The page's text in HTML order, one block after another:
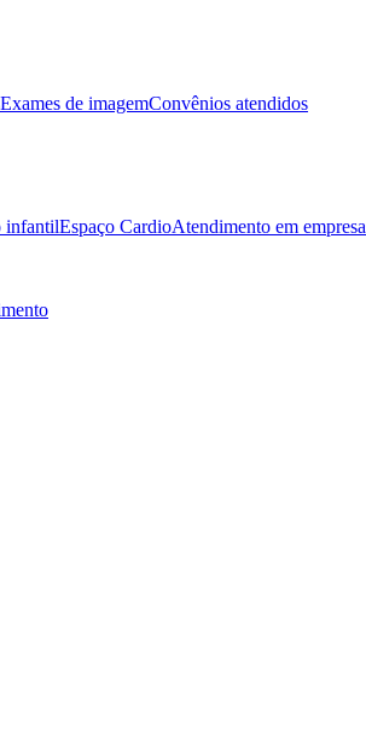
Exames de imagemConvênios atendidos
infantilEspaço CardioAtendimento em